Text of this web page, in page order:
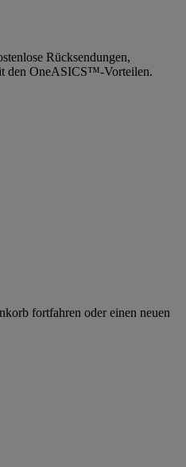
Rücksendungen,
den OneASICS™-Vorteilen.
fortfahren oder einen neuen